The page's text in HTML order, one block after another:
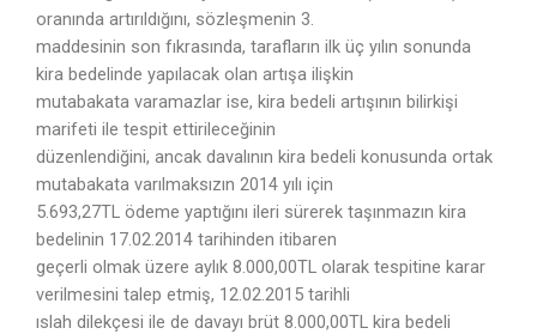
oranında artırıldığını, sözleşmenin 3.
maddesinin son fıkrasında, tarafların ilk üç yılın sonunda
kira bedelinde yapılacak olan artışa ilişkin
mutabakata varamazlar ise, kira bedeli artışının bilirkişi
marifeti ile tespit ettirileceğinin
düzenlendiğini, ancak davalının kira bedeli konusunda ortak
mutabakata varılmaksızın 2014 yılı için
5.693,27TL ödeme yaptığını ileri sürerek taşınmazın kira
bedelinin 17.02.2014 tarihinden itibaren
geçerli olmak üzere aylık 8.000,00TL olarak tespitine karar
verilmesini talep etmiş, 12.02.2015 tarihli
ıslah dilekçesi ile de davayı brüt 8.000,00TL kira bedeli